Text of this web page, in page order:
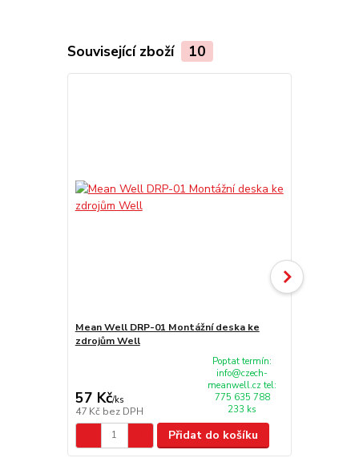
Související zboží 10
Mean Well DRP-01 Montážní deska ke
zdrojům Well
57 Kč/ks
47 Kč bez DPH
Poptat termín:
info@czech-
meanwell.cz tel:
775 635 788
233 ks
Přidat do košíku